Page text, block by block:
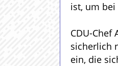
ist, um
CDU-Chef
sicherlich
ein, die